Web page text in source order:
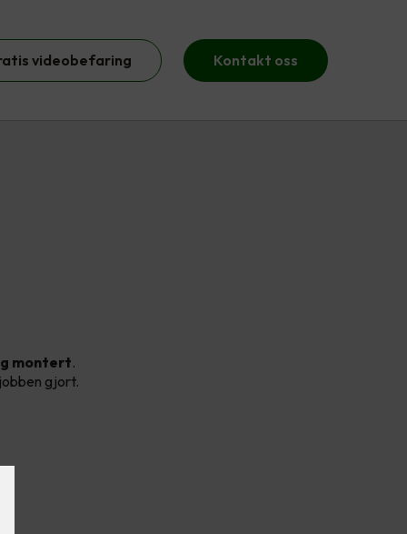
videobefaring Kontakt oss
montert.
gjort.